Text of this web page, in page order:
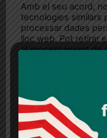
Amb el seu acord,
tecnologies similars
processar dades
lloc web. Pot retirar
al processament de
legítims en
cookies" o a la
lloc web. Si cliques
Més informació